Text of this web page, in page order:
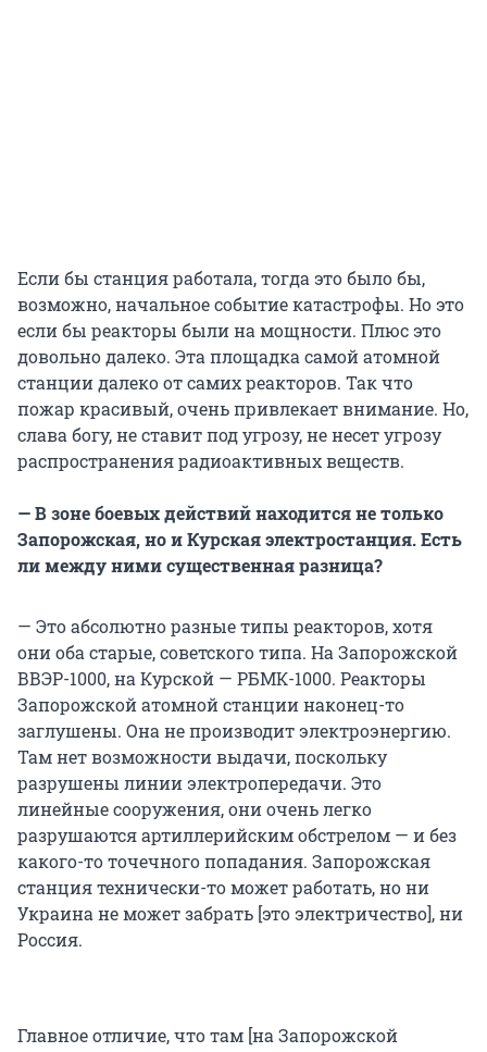
Если бы станция работала, тогда это было бы,
возможно, начальное событие катастрофы. Но это
если бы реакторы были на мощности. Плюс это
довольно далеко. Эта площадка самой атомной
станции далеко от самих реакторов. Так что
пожар красивый, очень привлекает внимание. Но,
слава богу, не ставит под угрозу, не несет угрозу
распространения радиоактивных веществ.
— В зоне боевых действий находится не только
Запорожская, но и Курская электростанция. Есть
ли между ними существенная разница?
— Это абсолютно разные типы реакторов, хотя
они оба старые, советского типа. На Запорожской
ВВЭР-1000, на Курской — РБМК-1000. Реакторы
Запорожской атомной станции наконец-то
заглушены. Она не производит электроэнергию.
Там нет возможности выдачи, поскольку
разрушены линии электропередачи. Это
линейные сооружения, они очень легко
разрушаются артиллерийским обстрелом — и без
какого-то точечного попадания. Запорожская
станция технически-то может работать, но ни
Украина не может забрать [это электричество], ни
Россия.
Главное отличие, что там [на Запорожской